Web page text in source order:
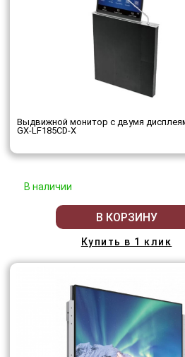
Выдвижной монитор с двумя
GX-LF185CD-X
В наличии
В КОРЗИНУ
Купить в 1 клик